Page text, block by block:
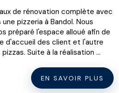
de rénovation complète avec
pizzeria à Bandol. Nous
préparé l'espace alloué afin de
d'accueil des client et l'autre
Suite à la réalisation ...
EN SAVOIR PLUS